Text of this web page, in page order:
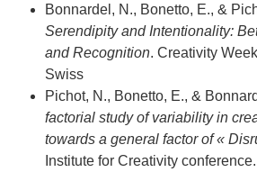
Bonnardel, N., Bonetto, E., &
Serendipity and Intentionality:
and Recognition. Creativity
Swiss
Pichot, N., Bonetto, E., &
factorial study of variability in
towards a general factor of «
Institute for Creativity